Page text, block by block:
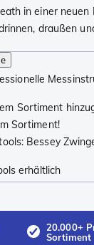
in einer neuen
draußen
Sortiment
Sortiment!
Bessey
erhältlich
20.000+
Sortiment